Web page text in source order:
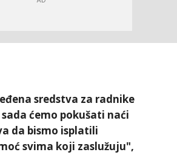
sredstva za radnike
ćemo pokušati naći
da bismo isplatili
svima koji zaslužuju",